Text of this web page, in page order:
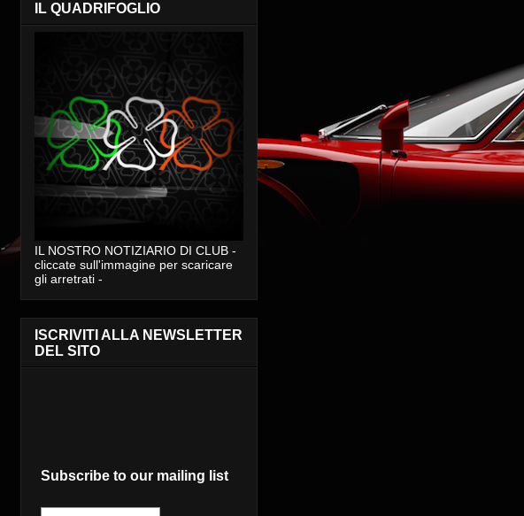
IL QUADRIFOGLIO
IL NOSTRO NOTIZIARIO DI CLUB -
cliccate sull'immagine per scaricare
gli arretrati -
ISCRIVITI ALLA NEWSLETTER
DEL SITO
Subscribe to our mailing list